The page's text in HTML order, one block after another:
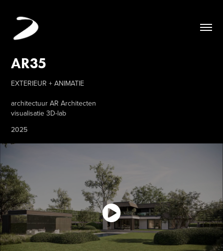
AR35
EXTERIEUR + ANIMATIE
architectuur AR Architecten
visualisatie 3D-lab
2025